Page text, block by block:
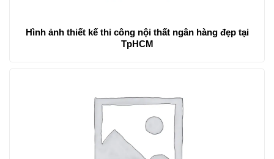
Hình ảnh thiết kế thi công nội thất ngân hàng đẹp tại
TpHCM